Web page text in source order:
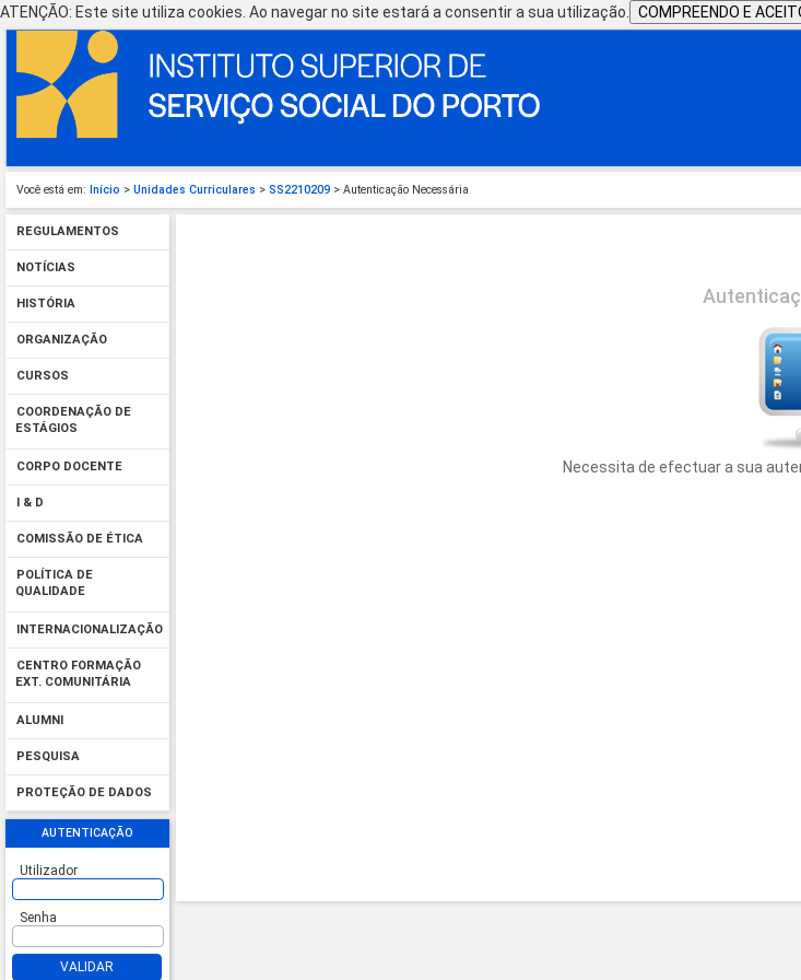
ATENÇÃO: Este site utiliza cookies. Ao navegar no site estará a consentir a sua utilização. COMPREENDO E
Você está em: Início > Unidades Curriculares > SS2210209 > Autenticação Necessária
REGULAMENTOS
NOTÍCIAS
HISTÓRIA
ORGANIZAÇÃO
CURSOS
COORDENAÇÃO DE
ESTÁGIOS
CORPO DOCENTE
I & D
COMISSÃO DE ÉTICA
POLÍTICA DE
QUALIDADE
INTERNACIONALIZAÇÃO
CENTRO FORMAÇÃO
EXT. COMUNITÁRIA
ALUMNI
PESQUISA
PROTEÇÃO DE DADOS
AUTENTICAÇÃO
Utilizador
Senha
VALIDAR
Necessita de efectuar a sua